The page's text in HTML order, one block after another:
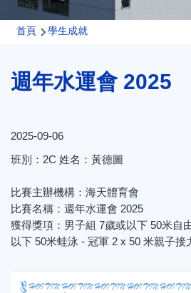
導
連
首頁 學生成就
週年水運會 2025
2025-09-06
班別：2C 姓名：黃德圖
比賽主辦機構：海天體育會
比賽名稱：週年水運會 2025
獲得獎項：男子組 7歲或以下 50米自
以下 50米蛙泳 - 冠軍 2 x 50 米親子接